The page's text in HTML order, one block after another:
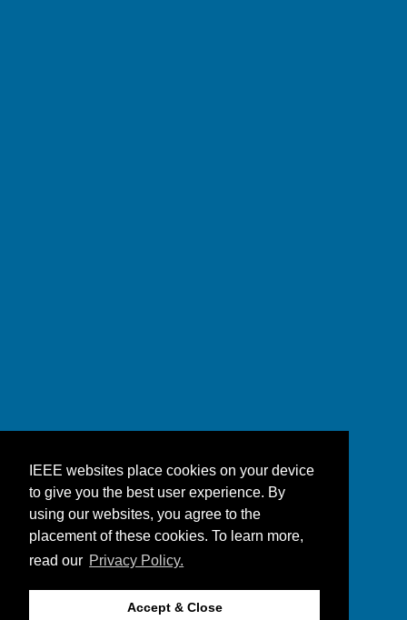
IEEE websites place cookies on your device
to give you the best user experience. By
using our websites, you agree to the
placement of these cookies. To learn more,
read our Privacy Policy.
Accept & Close